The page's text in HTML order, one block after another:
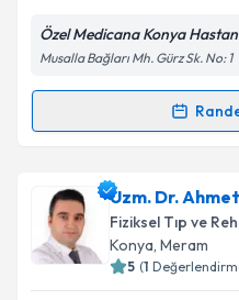
Kişisel verilerimin
Metni'ni okudum
kapsamda
Özel Medicana Konya
Musalla Bağları Mh. Gürz Sk. No: 1
Randevu Takvimi
Uzm. Dr. Gönül Göncü
oluşturun. Size bu
takvim
Uzm. Dr.
Fiziksel Tıp ve
Konya, Meram
5 (1